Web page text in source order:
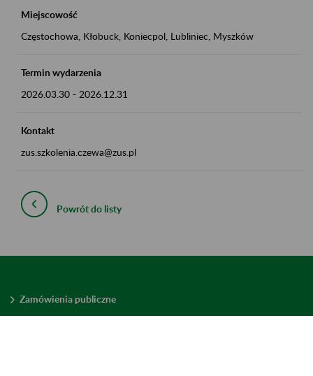
Miejscowość
Częstochowa, Kłobuck, Koniecpol, Lubliniec, Myszków
Termin wydarzenia
2026.03.30 - 2026.12.31
Kontakt
zus.szkolenia.czewa@zus.pl
Powrót do listy
Zamówienia publiczne